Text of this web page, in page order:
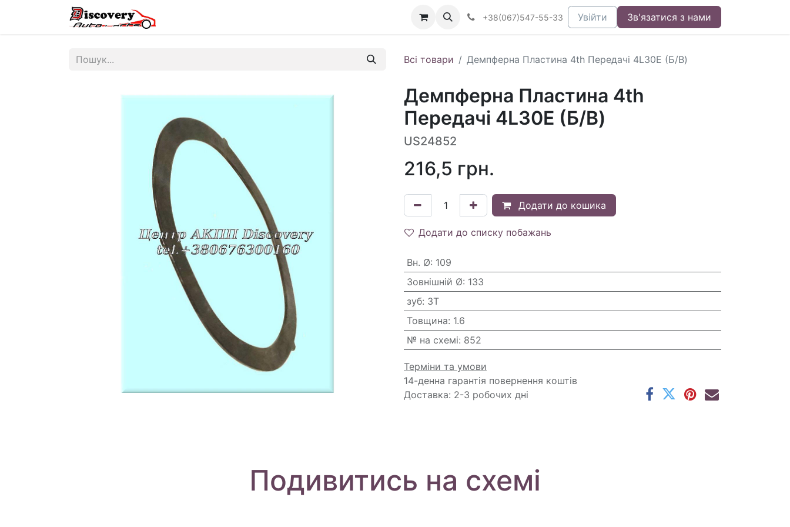
+38(067)547-55-33 Увійти Зв'язатися з нами
Всі товари Демпферна Пластина 4th Передачі 4L30E (Б/В)
Демпферна Пластина 4th
Передачі 4L30E (Б/В)
US24852
216,5 грн.
Додати до кошика
Додати до списку побажань
Вн. Ø: 109
Зовнішній Ø: 133
зуб: 3T
Товщина: 1.6
№ на схемі: 852
Терміни та умови
14-денна гарантія повернення коштів
Доставка: 2-3 робочих дні
Подивитись на схемі